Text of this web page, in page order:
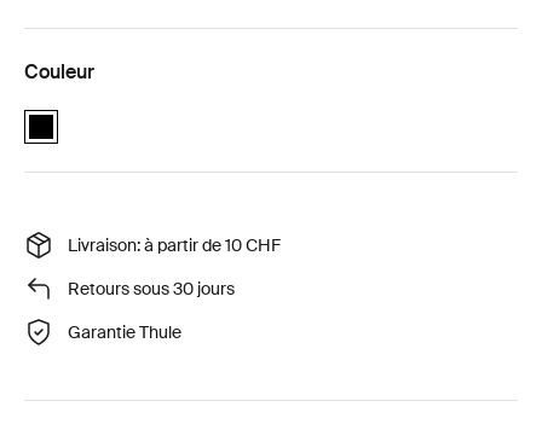
Couleur
Quad Lock™ dash and console car mount Noir (selected)
Livraison: à partir de 10 CHF
Retours sous 30 jours
Garantie Thule